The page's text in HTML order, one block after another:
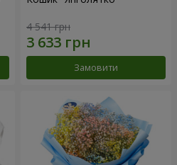
4 541 грн
Замовити